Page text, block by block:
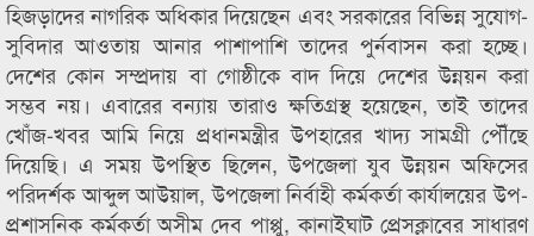
হিজড়াদের নাগরিক অধিকার দিয়েছেন এবং সরকারের বিভিন্ন সুযোগ-
সুবিদার আওতায় আনার পাশাপাশি তাদের পুর্নবাসন করা হচ্ছে।
দেশের কোন সম্প্রদায় বা গোষ্ঠীকে বাদ দিয়ে দেশের উন্নয়ন করা
সম্ভব নয়। এবারের বন্যায় তারাও ক্ষতিগ্রস্থ হয়েছেন, তাই তাদের
খোঁজ-খবর আমি নিয়ে প্রধানমন্ত্রীর উপহারের খাদ্য সামগ্রী পৌঁছে
দিয়েছি। এ সময় উপস্থিত ছিলেন, উপজেলা যুব উন্নয়ন অফিসের
পরিদর্শক আব্দুল আউয়াল, উপজেলা নির্বাহী কর্মকর্তা কার্যালয়ের উপ-
প্রশাসনিক কর্মকর্তা অসীম দেব পাপ্পু, কানাইঘাট প্রেসক্লাবের সাধারণ